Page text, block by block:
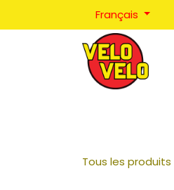
Français
Tous les produits